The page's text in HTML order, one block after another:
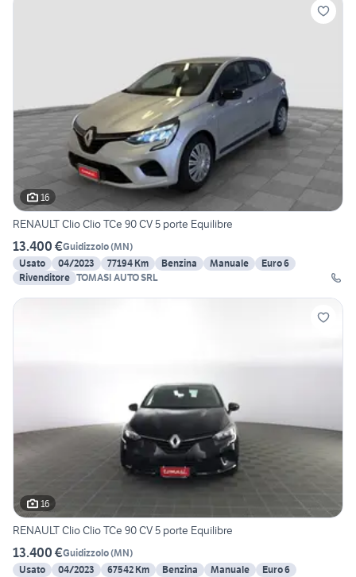
16
RENAULT Clio Clio TCe 90 CV 5 porte Equilibre
13.400 €Guidizzolo(MN)
Usato
04/2023 77194 Km Benzina Manuale
Euro 6
Rivenditore TOMASI AUTO SRL
16
RENAULT Clio Clio TCe 90 CV 5 porte Equilibre
13.400 €Guidizzolo(MN)
Usato
04/2023 67542 Km Benzina Manuale
Euro 6